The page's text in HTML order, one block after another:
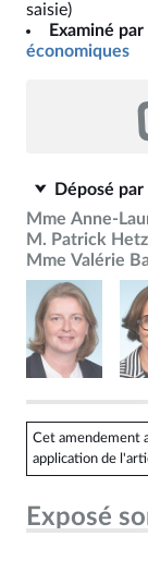
saisie)
Examiné par
économiques
Déposé par
Mme Anne-
M. Patrick
Mme Valérie
Cet amendement
application de
Exposé